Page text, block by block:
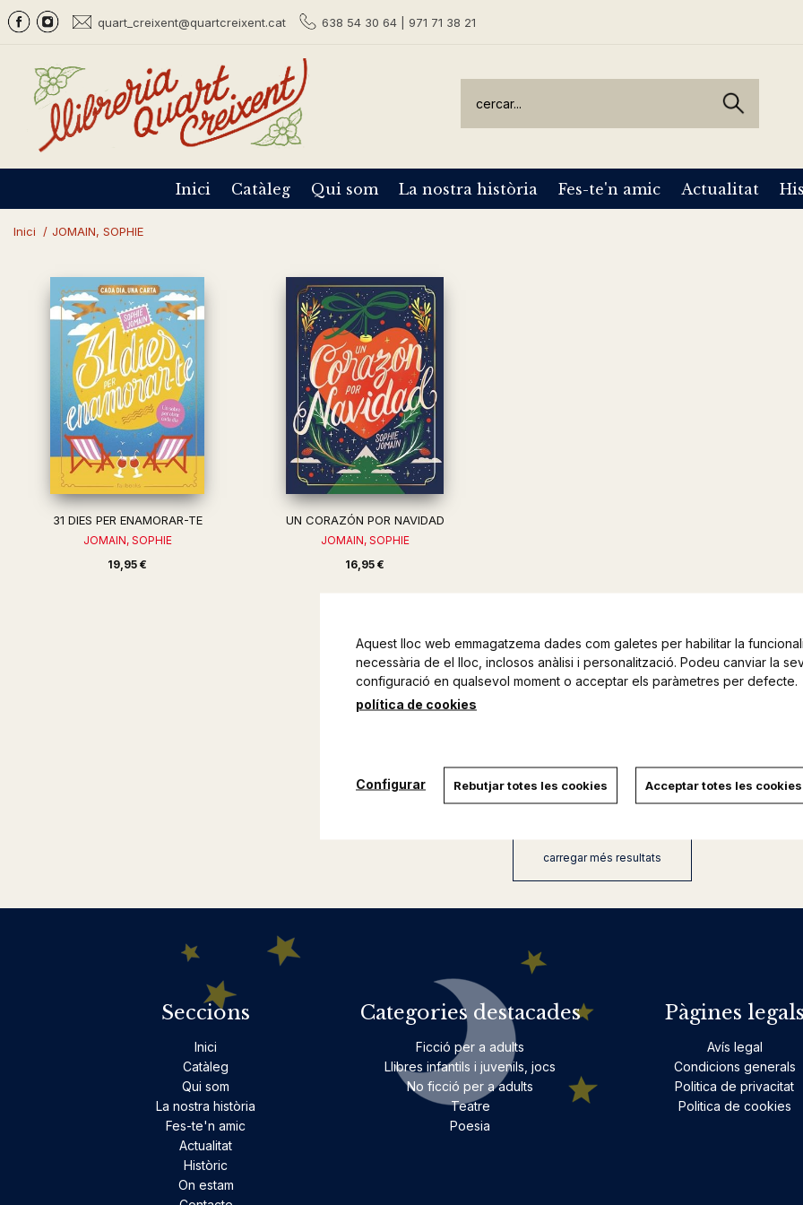
quart_creixent@quartcreixent.cat 638 54 30 64 | 971 71 38 21
Inici Catàleg Qui som La nostra història Fes-te'n amic Actualitat
Inici / JOMAIN, SOPHIE
31 DIES PER ENAMORAR-TE
JOMAIN, SOPHIE
19,95 €
UN CORAZÓN POR NAVIDAD
JOMAIN, SOPHIE
16,95 €
carregar més resultats
Seccions
Inici
Catàleg
Qui som
La nostra història
Fes-te'n amic
Actualitat
Històric
On estam
Categories destacades
Ficció per a adults
Llibres infantils i juvenils, jocs
No ficció per a adults
Teatre
Poesia
Pàgines legals
Avís legal
Condicions generals
Politica de privacitat
Politica de cookies
Aquest lloc web emmagatzema dades com galetes per habilitar la
necessària de el lloc, inclosos anàlisi i personalització. Podeu canviar la
configuració en qualsevol moment o acceptar els paràmetres per defecte.
política de cookies
Configurar Rebutjar totes les cookies Acceptar totes les cookies